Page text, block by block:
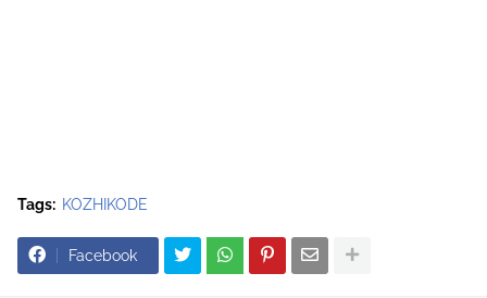
Tags: KOZHIKODE
Facebook